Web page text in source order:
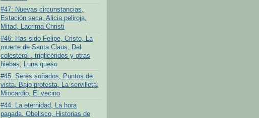
#47: Nuevas circunstancias,
Estación seca, Alicia peliroja,
Mitad, Lacrima Christi
#46: Has sido Felipe, Cristo, La
muerte de Santa Claus, Del
colesterol , triglicéridos y otras
hiebas, Luna queso
#45: Seres soñados, Puntos de
vista, Bajo protesta, La servilleta,
Miocardio, El vecino
#44: La eternidad, La hora
pagada, Obelisco, Historias de